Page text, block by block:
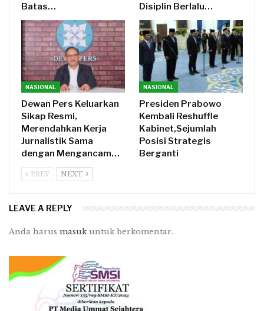
Batas…
Disiplin Berlalu…
NASIONAL
Dewan Pers Keluarkan
Sikap Resmi,
Merendahkan Kerja
Jurnalistik Sama
dengan Mengancam…
NASIONAL
Presiden Prabowo
Kembali Reshuffle
Kabinet,Sejumlah
Posisi Strategis
Berganti
PREV NEXT
LEAVE A REPLY
Anda harus masukuntuk berkomentar.